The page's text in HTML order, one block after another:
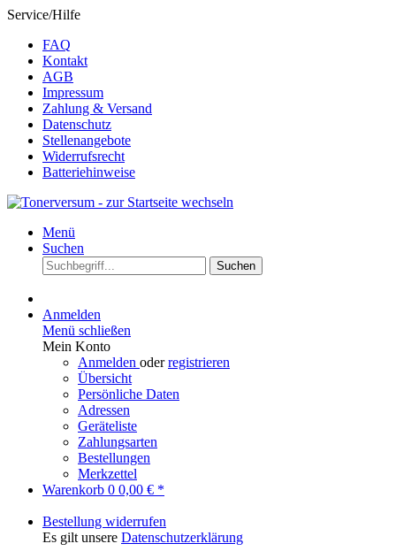
Service/Hilfe
FAQ
Kontakt
AGB
Impressum
Zahlung & Versand
Datenschutz
Stellenangebote
Widerrufsrecht
Batteriehinweise
Menü
Suchen
Suchen
Anmelden
Menü schließen
Mein Konto
Anmelden oderregistrieren
Übersicht
Persönliche Daten
Adressen
Geräteliste
Zahlungsarten
Bestellungen
Merkzettel
Warenkorb 0 0,00 € *
Bestellung widerrufen
Es gilt unsere Datenschutzerklärung